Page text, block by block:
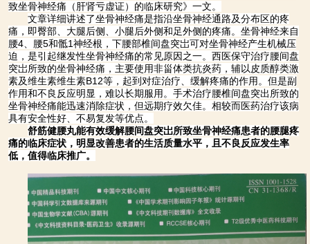
致坐骨神经痛（肝肾亏虚证）的临床研究》一文。
文章详细讲述了坐骨神经痛是指沿坐骨神经通路及分布区的疼
痛，即臀部、大腿后侧、小腿后外侧和足外侧的疼痛。坐骨神经来自
腰4、腰5和骶1神经根，下腰部椎间盘突岀可对坐骨神经产生机械压
迫，是引起继发性坐骨神经痛的常见原因之一。西医保守治疗腰间盘
突岀所致的坐骨神经痛，主要使用非甾体类抗炎药，辅以皮质醇类激
素及维生素维生素B12等，起到对症治疗、缓解疼痛的作用。但是副
作用和不良反应明显，难以长期服用。手术治疗腰椎间盘突出所致的
坐骨神经痛能迅速消除症状，但远期疗效欠佳。相较而医药治疗该病
具有安全性好、不易复发等优点。
舒筋健腰丸能有效缓解腰间盘突岀所致坐骨神经痛患者的腰腿疼
痛的临床症状，明显改善患者的生活质量水平，且不良反应发生率
低，值得临床推广。